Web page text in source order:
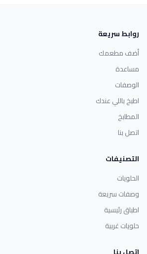
روابط سريعة
أضف مطعمك
مساعدة
الوصفات
اطبخ باللي عندك
المطابخ
اتصل بنا
التصنيفات
الحلويات
وصفات سريعة
اطباق رئيسية
حلويات غربية